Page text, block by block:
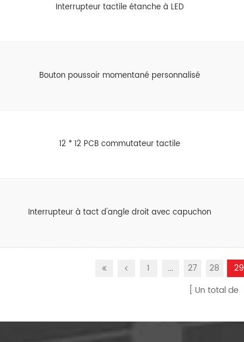
Interrupteur tactile étanche à LED
Bouton poussoir momentané personnalisé
12 * 12 PCB commutateur tactile
Interrupteur à tact d'angle droit avec capuchon
1 ... 27 28 29
Un total de